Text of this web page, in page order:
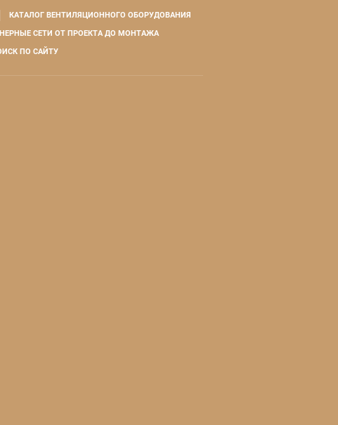
КАТАЛОГ ВЕНТИЛЯЦИОННОГО ОБОРУДОВАНИЯ
СЕТИ ОТ ПРОЕКТА ДО МОНТАЖА
ПО САЙТУ